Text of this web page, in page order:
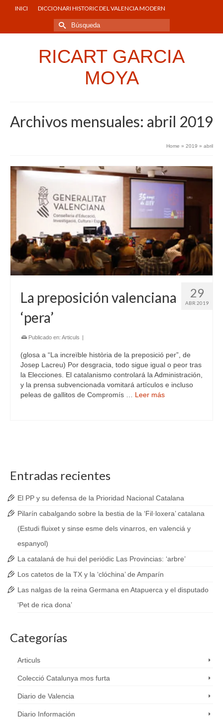
INICI DICCIONARI HISTORIC DEL VALENCIA MODERN
Buscar
por:
RICART GARCIA
MOYA
Archivos mensuales: abril 2019
Home » 2019 » abril
29
ABR 2019
La preposición valenciana
‘pera’
Publicado en: Articuls |
(glosa a “La increïble història de la preposició per”, de
Josep Lacreu) Por desgracia, todo sigue igual o peor tras
la Elecciones. El catalanismo controlará la Administración,
y la prensa subvencionada vomitará artículos e incluso
peleas de gallitos de Compromís … Leer más
Entradas recientes
El PP y su defensa de la Prioridad Nacional Catalana
Pilarín cabalgando sobre la bestia de la ‘Fil·loxera’ catalana
(Estudi fluixet y sinse esme dels vinarros, en valenciá y
espanyol)
La catalaná de hui del periódic Las Provincias: ‘arbre’
Los catetos de la TX y la ‘clóchina’ de Amparín
Las nalgas de la reina Germana en Atapuerca y el disputado
‘Pet de rica dona’
Categorías
Articuls
Colecció Catalunya mos furta
Diario de Valencia
Diario Información